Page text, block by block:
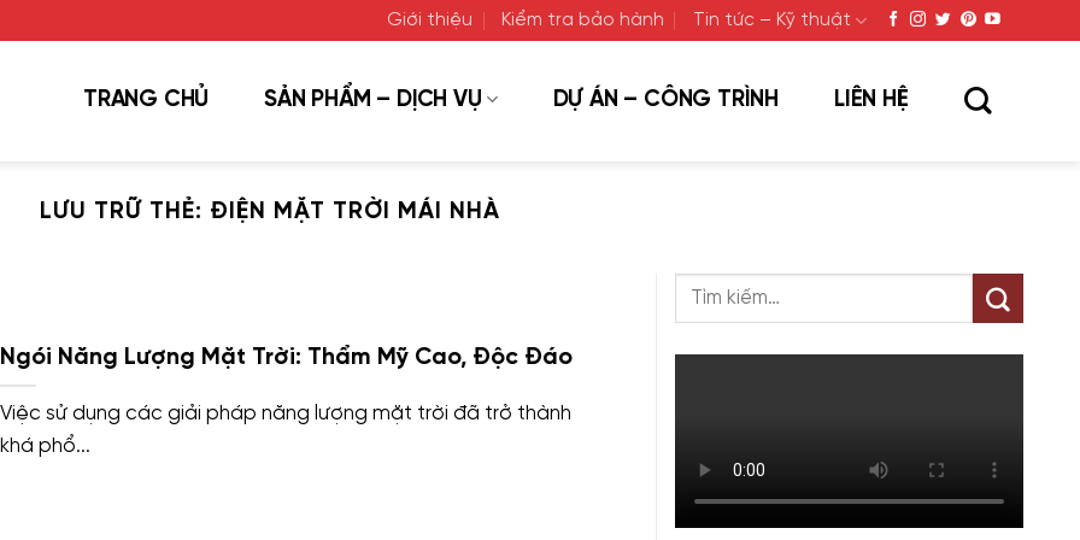
Giới thiệu Kiểm tra bảo hành Tin tức – Kỹ thuật
TRANG CHỦ SẢN PHẨM – DỊCH VỤ DỰ ÁN – CÔNG TRÌNH LIÊN HỆ
LƯU TRỮ THẺ: ĐIỆN MẶT TRỜI MÁI NHÀ
Ngói Năng Lượng Mặt Trời: Thẩm Mỹ Cao, Độc Đáo
Việc sử dụng các giải pháp năng lượng mặt trời đã trở thành
khá phổ...